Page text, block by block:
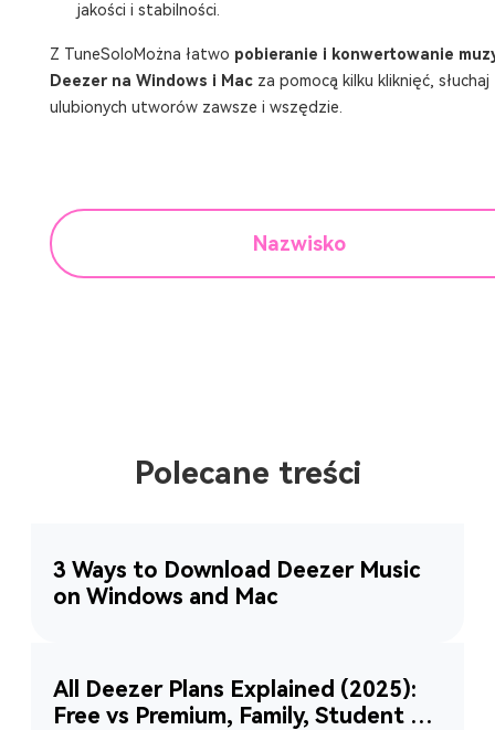
jakości i stabilności.
Z TuneSoloMożna łatwo pobieranie i konwertowanie
Deezer na Windows i Macza pomocą kilku kliknięć, słuchaj
ulubionych utworów zawsze i wszędzie.
Nazwisko
Polecane treści
3 Ways to Download Deezer Music
on Windows and Mac
All Deezer Plans Explained (2025):
Free vs Premium, Family, Student &